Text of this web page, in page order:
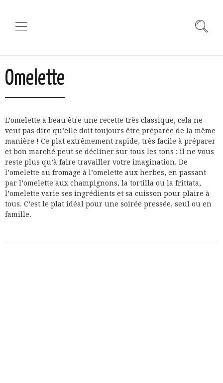
Omelette
L’omelette a beau être une recette très classique, cela ne
veut pas dire qu’elle doit toujours être préparée de la même
manière ! Ce plat extrêmement rapide, très facile à préparer
et bon marché peut se décliner sur tous les tons : il ne vous
reste plus qu’à faire travailler votre imagination. De
l’omelette au fromage à l’omelette aux herbes, en passant
par l’omelette aux champignons, la tortilla ou la frittata,
l’omelette varie ses ingrédients et sa cuisson pour plaire à
tous. C’est le plat idéal pour une soirée pressée, seul ou en
famille.